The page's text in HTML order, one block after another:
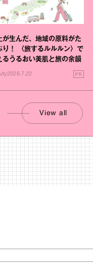
が生んだ、地域の原料がた
り！ 〈旅するルルルン〉で
るうるおい美肌と旅の余韻
2026.7.22 PR
View all